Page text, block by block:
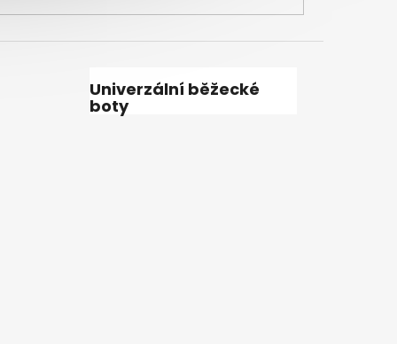
Univerzální běžecké
boty